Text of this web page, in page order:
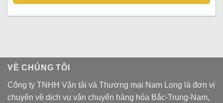
VỀ CHÚNG TÔI
Công ty TNHH Vận tải và Thương mại Nam Long là đơn vị
chuyên về dịch vụ vận chuyển hàng hóa Bắc-Trung-Nam,